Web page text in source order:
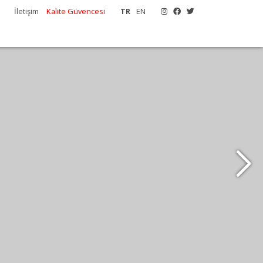
TR EN
İletişim Kalite Güvencesi